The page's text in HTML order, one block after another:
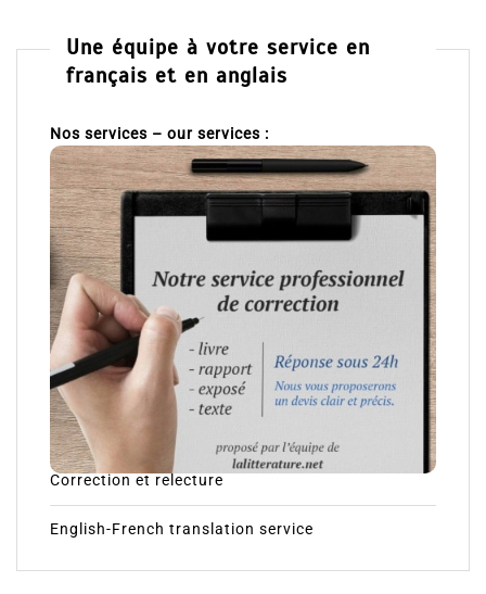
Une équipe à votre service en
français et en anglais
Nos services – our services :
Correction et relecture
English-French translation service